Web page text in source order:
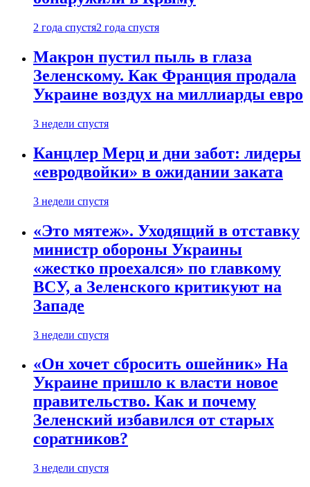
2 года спустя2 года спустя
Макрон пустил пыль в глаза
Зеленскому. Как Франция продала
Украине воздух на миллиарды евро
3 недели спустя
Канцлер Мерц и дни забот: лидеры
«евродвойки» в ожидании заката
3 недели спустя
«Это мятеж». Уходящий в отставку
министр обороны Украины
«жестко проехался» по главкому
ВСУ, а Зеленского критикуют на
Западе
3 недели спустя
«Он хочет сбросить ошейник» На
Украине пришло к власти новое
правительство. Как и почему
Зеленский избавился от старых
соратников?
3 недели спустя